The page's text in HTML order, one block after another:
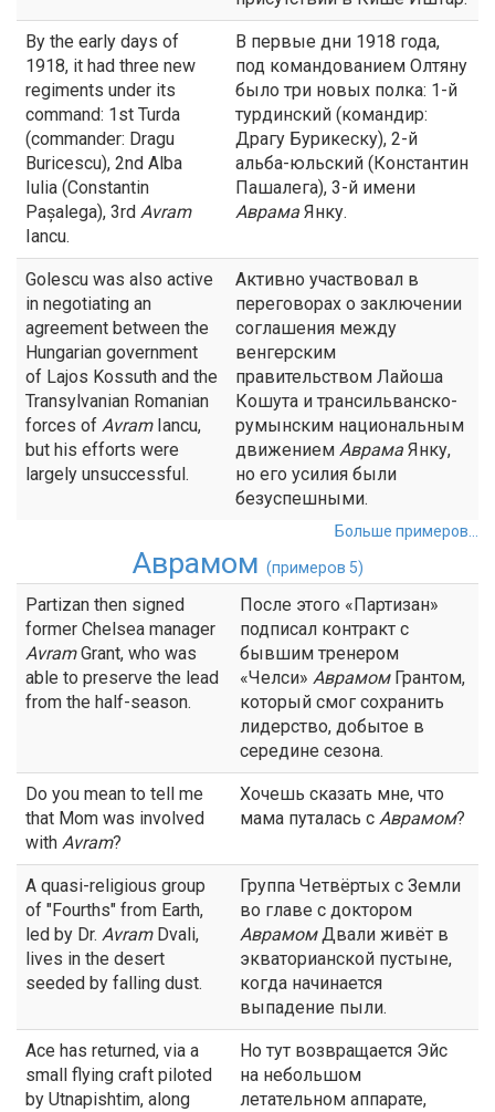
By the early days of
1918, it had three new
regiments under its
command: 1st Turda
(commander: Dragu
Buricescu), 2nd Alba
Iulia (Constantin
Pașalega), 3rd Avram
Iancu.
В первые дни 1918 года,
под командованием Олтяну
было три новых полка: 1-й
турдинский (командир:
Драгу Бурикеску), 2-й
альба-юльский (Константин
Пашалега), 3-й имени
Аврама Янку.
Golescu was also active
in negotiating an
agreement between the
Hungarian government
of Lajos Kossuth and the
Transylvanian Romanian
forces of AvramIancu,
but his efforts were
largely unsuccessful.
Активно участвовал в
переговорах о заключении
соглашения между
венгерским
правительством Лайоша
Кошута и трансильванско-
румынским национальным
движением Аврама Янку,
но его усилия были
безуспешными.
Больше примеров...
Аврамом (примеров 5)
Partizan then signed
former Chelsea manager
AvramGrant, who was
able to preserve the lead
from the half-season.
После этого «Партизан»
подписал контракт с
бывшим тренером
«Челси» АврамомГрантом,
который смог сохранить
лидерство, добытое в
середине сезона.
Do you mean to tell me
that Mom was involved
with Avram?
Хочешь сказать мне, что
мама путалась с Аврамом?
A quasi-religious group
of "Fourths" from Earth,
led by Dr. AvramDvali,
lives in the desert
seeded by falling dust.
Группа Четвёртых с Земли
во главе с доктором
АврамомДвали живёт в
экваторианской пустыне,
когда начинается
выпадение пыли.
Ace has returned, via a
small flying craft piloted
by Utnapishtim, along
Но тут возвращается Эйс
на небольшом
летательном аппарате,